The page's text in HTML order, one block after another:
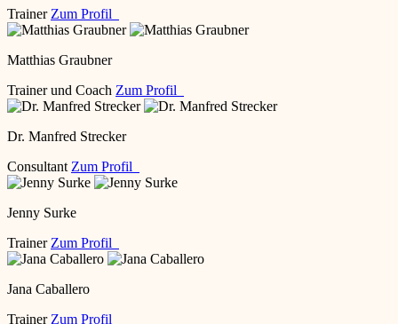
Trainer Zum Profil
Matthias Graubner
Trainer und Coach Zum Profil
Dr. Manfred Strecker
Consultant Zum Profil
Jenny Surke
Trainer Zum Profil
Jana Caballero
Trainer Zum Profil